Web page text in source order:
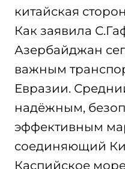
китайская
Как заявила
Азербайджан
важным
Евразии.
надёжным,
эффективным
соединяющий
Каспийское